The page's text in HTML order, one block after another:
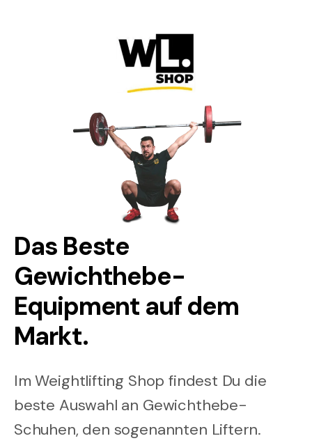
Das Beste
Gewichthebe-
Equipment auf dem
Markt.
Im Weightlifting Shop findest Du die
beste Auswahl an Gewichthebe-
Schuhen, den sogenannten Liftern.